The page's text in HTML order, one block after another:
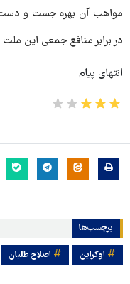
مواهب آن بهره جست و
در برابر منافع جمعی این
انتهای پیام
برچسب‌ها
اوکراین اصلاح طلبان